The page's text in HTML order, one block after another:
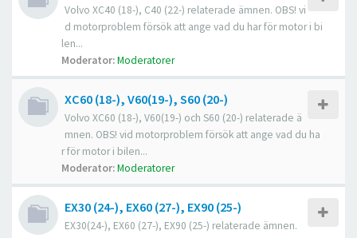
Volvo XC40 (18-), C40 (22-) relaterade ämnen. OBS! vi
d motorproblem försök att ange vad du har för motor i bi
len...
Moderator:Moderatorer
XC60 (18-), V60(19-), S60 (20-)
Volvo XC60 (18-), V60(19-) och S60 (20-) relaterade ä
mnen. OBS! vid motorproblem försök att ange vad du ha
r för motor i bilen...
Moderator:Moderatorer
EX30 (24-), EX60 (27-), EX90 (25-)
EX30(24-), EX60 (27-), EX90 (25-) relaterade ämnen.